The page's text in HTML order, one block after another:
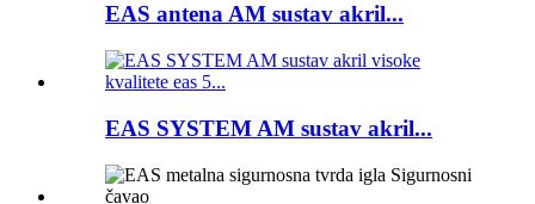
EAS antena AM sustav akril...
EAS SYSTEM AM sustav akril...